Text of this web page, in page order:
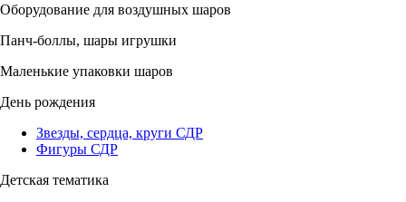
Оборудование для воздушных шаров
Панч-боллы, шары игрушки
Маленькие упаковки шаров
День рождения
Звезды, сердца, круги СДР
Фигуры СДР
Детская тематика